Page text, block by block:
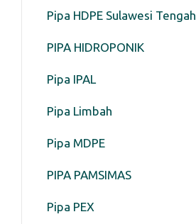
Pipa HDPE Sulawesi Tengah
PIPA HIDROPONIK
Pipa IPAL
Pipa Limbah
Pipa MDPE
PIPA PAMSIMAS
Pipa PEX